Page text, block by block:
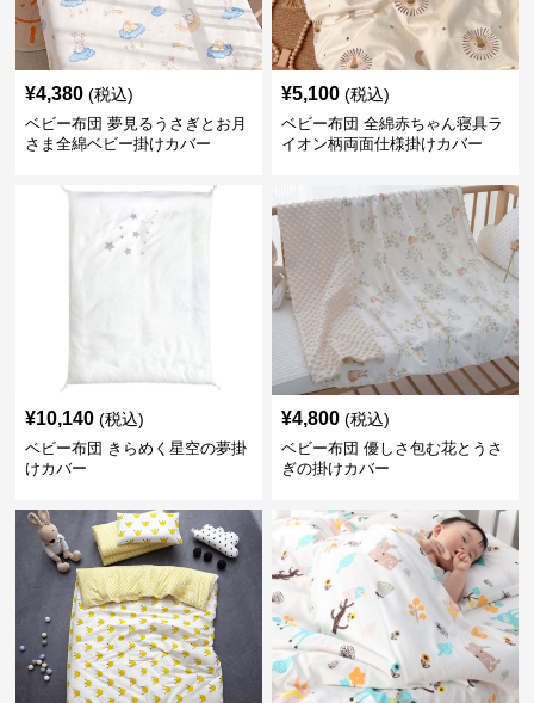
¥4,380 (税込)
ベビー布団 夢見るうさぎとお月
さま全綿ベビー掛けカバー
¥5,100 (税込)
ベビー布団 全綿赤ちゃん寝具ラ
イオン柄両面仕様掛けカバー
¥10,140 (税込)
ベビー布団 きらめく星空の夢掛
けカバー
¥4,800 (税込)
ベビー布団 優しさ包む花とうさ
ぎの掛けカバー